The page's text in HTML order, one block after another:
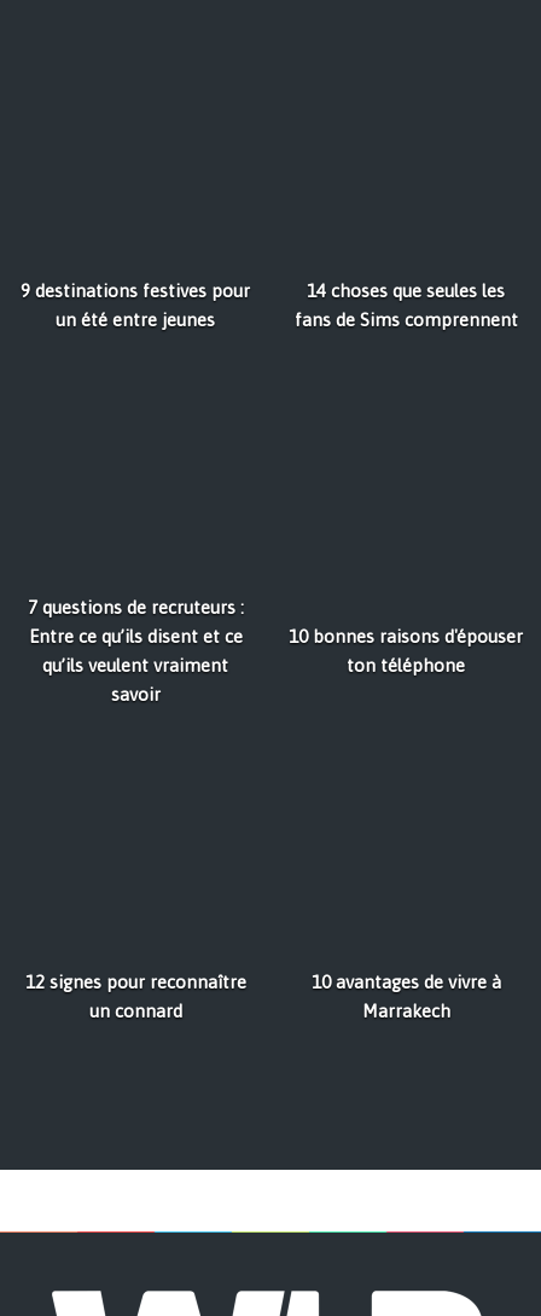
9 destinations festives pour
un été entre jeunes
14 choses que seules les
fans de Sims comprennent
7 questions de recruteurs :
Entre ce qu’ils disent et ce
qu’ils veulent vraiment
savoir
10 bonnes raisons d'épouser
ton téléphone
12 signes pour reconnaître
un connard
10 avantages de vivre à
Marrakech